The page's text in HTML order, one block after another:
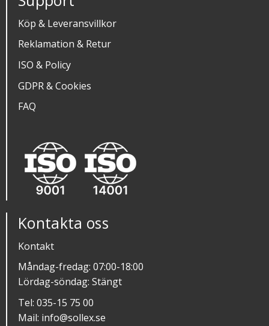
Köp & Leveransvillkor
Reklamation & Retur
ISO & Policy
GDPR & Cookies
FAQ
Kontakta oss
Kontakt
Måndag-fredag: 07:00-18:00
Lördag-söndag: Stängt
Tel: 035-15 75 00
Mail: info@sollex.se